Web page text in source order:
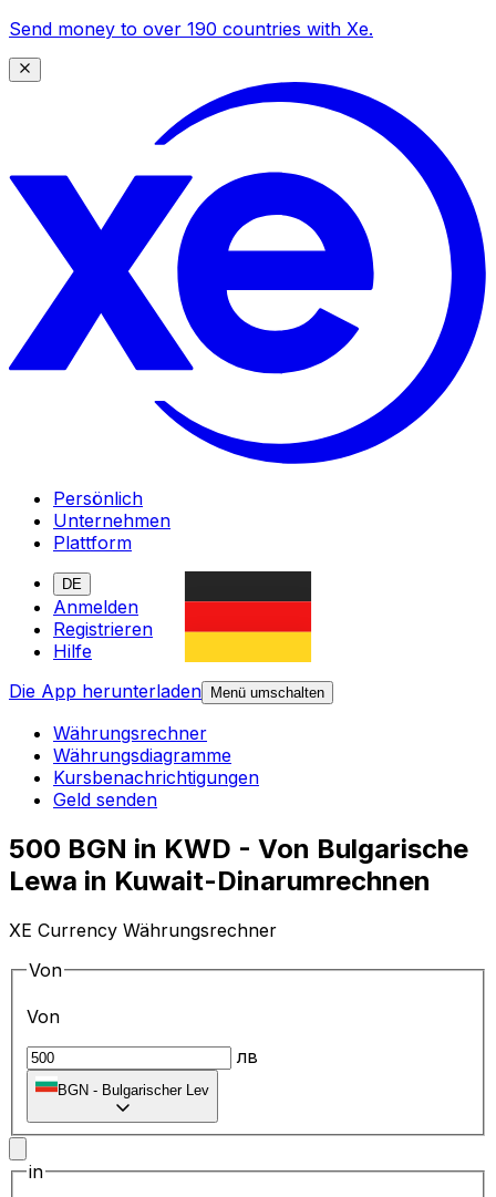
Send money to over 190 countries with Xe.
Persönlich
Unternehmen
Plattform
DE
Anmelden
Registrieren
Hilfe
Die App herunterladen
Menü umschalten
Währungsrechner
Währungsdiagramme
Kursbenachrichtigungen
Geld senden
500 BGN in KWD - Von Bulgarische
Lewa in Kuwait-Dinarumrechnen
XE Currency Währungsrechner
Von
Von
лв
BGN - Bulgarischer Lev
in